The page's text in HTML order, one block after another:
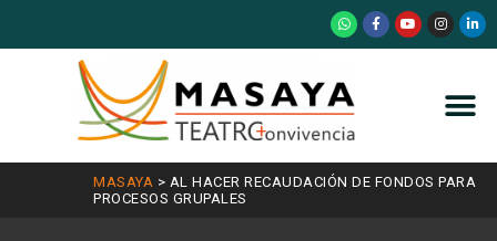
MASAYA > AL HACER RECAUDACIÓN DE FONDOS PARA
PROCESOS GRUPALES